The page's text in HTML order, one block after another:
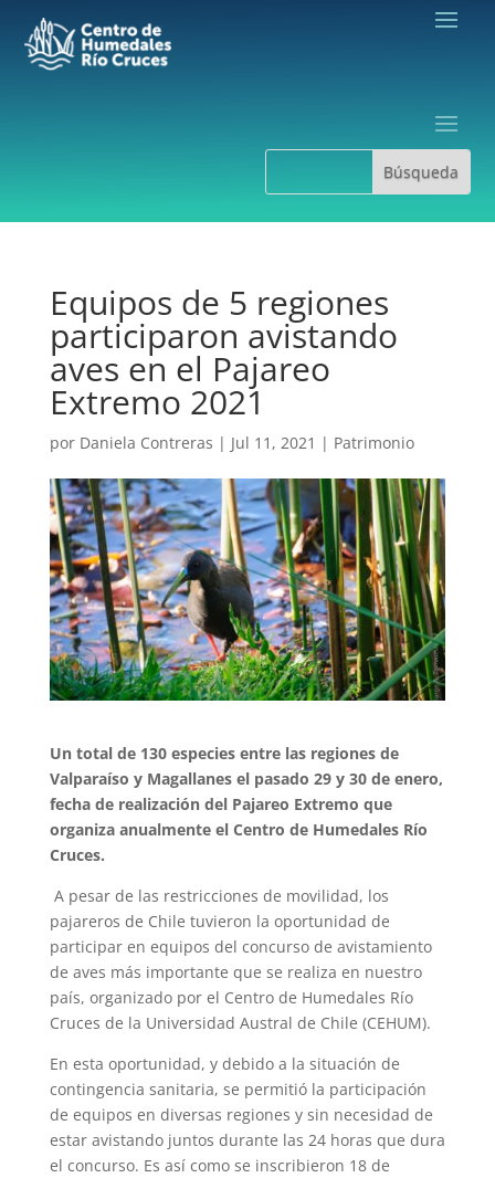
Equipos de 5 regiones
participaron avistando
aves en el Pajareo
Extremo 2021
por Daniela Contreras | Jul 11, 2021 | Patrimonio
Un total de 130 especies entre las regiones de
Valparaíso y Magallanes el pasado 29 y 30 de enero,
fecha de realización del Pajareo Extremo que
organiza anualmente el Centro de Humedales Río
Cruces.
A pesar de las restricciones de movilidad, los
pajareros de Chile tuvieron la oportunidad de
participar en equipos del concurso de avistamiento
de aves más importante que se realiza en nuestro
país, organizado por el Centro de Humedales Río
Cruces de la Universidad Austral de Chile (CEHUM).
En esta oportunidad, y debido a la situación de
contingencia sanitaria, se permitió la participación
de equipos en diversas regiones y sin necesidad de
estar avistando juntos durante las 24 horas que dura
el concurso. Es así como se inscribieron 18 de